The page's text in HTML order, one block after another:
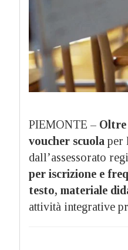
PIEMONTE – Oltre
voucher scuola per
dall’assessorato
per iscrizione e
testo, materiale
attività integrative